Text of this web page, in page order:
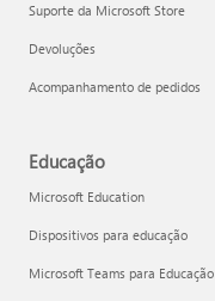
Suporte da Microsoft Store
Devoluções
Acompanhamento de pedidos
Educação
Microsoft Education
Dispositivos para educação
Microsoft Teams para Educação